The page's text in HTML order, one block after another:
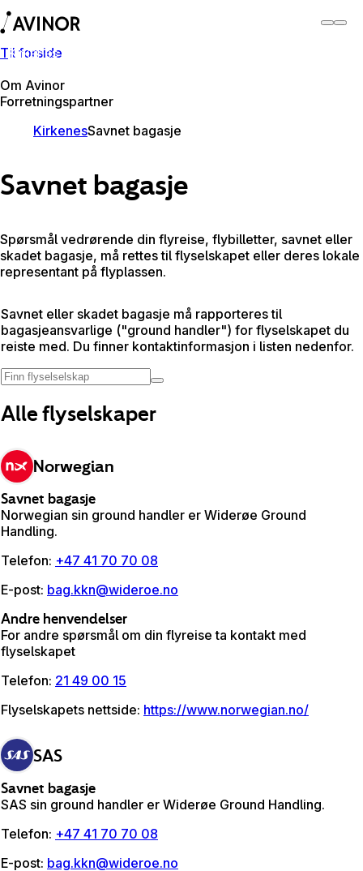
Til forside
Om Avinor
Forretningspartner
Kirkenes lufthavn
KirkenesSavnet bagasje
Savnet bagasje
Spørsmål vedrørende din flyreise, flybilletter, savnet eller
skadet bagasje, må rettes til flyselskapet eller deres lokale
representant på flyplassen.
Savnet eller skadet bagasje må rapporteres til
bagasjeansvarlige ("ground handler") for flyselskapet du
reiste med. Du finner kontaktinformasjon i listen nedenfor.
Alle flyselskaper
Norwegian
Savnet bagasje
Norwegian sin ground handler er Widerøe Ground
Handling.
Telefon: +47 41 70 70 08
E-post: bag.kkn@wideroe.no
Andre henvendelser
For andre spørsmål om din flyreise ta kontakt med
flyselskapet
Telefon: 21 49 00 15
Flyselskapets nettside: https://www.norwegian.no/
SAS
Savnet bagasje
SAS sin ground handler er Widerøe Ground Handling.
Telefon: +47 41 70 70 08
E-post: bag.kkn@wideroe.no